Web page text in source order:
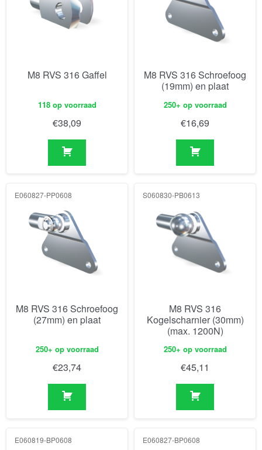
M8 RVS 316 Gaffel
118 op voorraad
€38,09
M8 RVS 316 Schroefoog
(19mm) en plaat
250+ op voorraad
€16,69
E060827-PP0608
M8 RVS 316 Schroefoog
(27mm) en plaat
250+ op voorraad
€23,74
S060830-PB0613
M8 RVS 316
Kogelscharnier (30mm)
(max. 1200N)
250+ op voorraad
€45,11
E060819-BP0608 E060827-BP0608